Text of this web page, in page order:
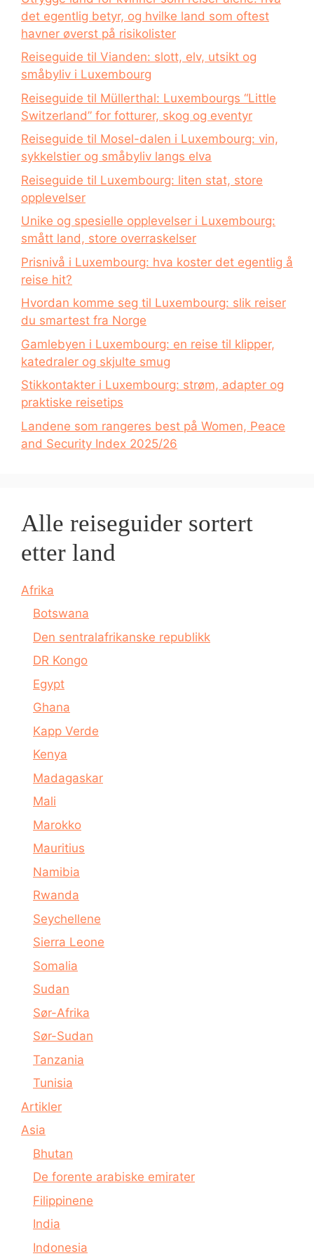
det egentlig betyr, og hvilke land som oftest
havner øverst på risikolister
Reiseguide til Vianden: slott, elv, utsikt og
småbyliv i Luxembourg
Reiseguide til Müllerthal: Luxembourgs “Little
Switzerland” for fotturer, skog og eventyr
Reiseguide til Mosel-dalen i Luxembourg: vin,
sykkelstier og småbyliv langs elva
Reiseguide til Luxembourg: liten stat, store
opplevelser
Unike og spesielle opplevelser i Luxembourg:
smått land, store overraskelser
Prisnivå i Luxembourg: hva koster det egentlig å
reise hit?
Hvordan komme seg til Luxembourg: slik reiser
du smartest fra Norge
Gamlebyen i Luxembourg: en reise til klipper,
katedraler og skjulte smug
Stikkontakter i Luxembourg: strøm, adapter og
praktiske reisetips
Landene som rangeres best på Women, Peace
and Security Index 2025/26
Alle reiseguider sortert
etter land
Afrika
Botswana
Den sentralafrikanske republikk
DR Kongo
Egypt
Ghana
Kapp Verde
Kenya
Madagaskar
Mali
Marokko
Mauritius
Namibia
Rwanda
Seychellene
Sierra Leone
Somalia
Sudan
Sør-Afrika
Sør-Sudan
Tanzania
Tunisia
Artikler
Asia
Bhutan
De forente arabiske emirater
Filippinene
India
Indonesia